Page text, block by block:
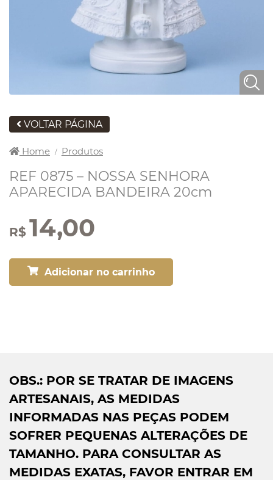
VOLTAR PÁGINA
Home / Produtos
REF 0875 – NOSSA SENHORA
APARECIDA BANDEIRA 20cm
R$ 14,00
Adicionar no carrinho
OBS.: POR SE TRATAR DE IMAGENS
ARTESANAIS, AS MEDIDAS
INFORMADAS NAS PEÇAS PODEM
SOFRER PEQUENAS ALTERAÇÕES DE
TAMANHO. PARA CONSULTAR AS
MEDIDAS EXATAS, FAVOR ENTRAR EM